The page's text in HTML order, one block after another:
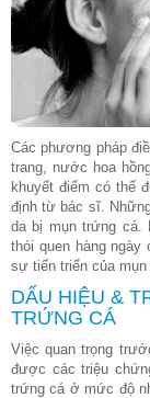
Các phương pháp
trang, nước hoa
khuyết điểm có thể
định từ bác sĩ.
da bị mụn trứng cá.
thói quen hàng
sự tiến triển của mụn
DẤU HIỆU &
TRỨNG CÁ
Việc quan trọng
được các triệu
trứng cá ở mức độ